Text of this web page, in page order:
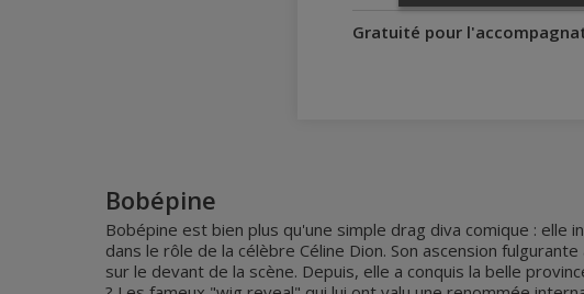
Gratuité pour
Bobépine
Bobépine est bien plus qu'une simple drag diva comique :
dans le rôle de la célèbre Céline Dion. Son ascension
sur le devant de la scène. Depuis, elle a conquis la belle